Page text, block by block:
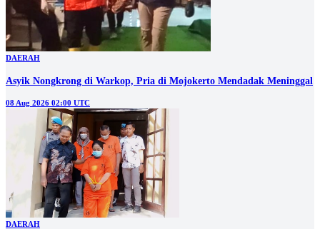
DAERAH
Asyik Nongkrong di Warkop, Pria di Mojokerto Mendadak Meninggal
08 Aug 2026 02:00 UTC
DAERAH